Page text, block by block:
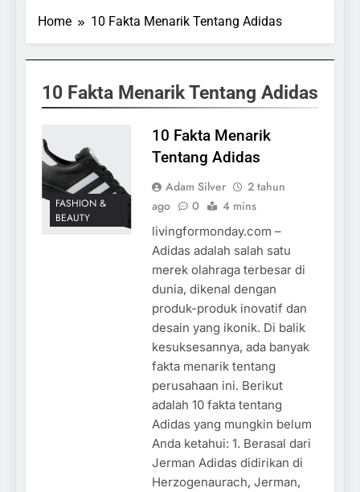
Home 10 Fakta Menarik Tentang Adidas
10 Fakta Menarik Tentang Adidas
FASHION &
BEAUTY
10 Fakta Menarik
Tentang Adidas
Adam Silver
2 tahun
ago
0 4 mins
livingformonday.com –
Adidas adalah salah satu
merek olahraga terbesar di
dunia, dikenal dengan
produk-produk inovatif dan
desain yang ikonik. Di balik
kesuksesannya, ada banyak
fakta menarik tentang
perusahaan ini. Berikut
adalah 10 fakta tentang
Adidas yang mungkin belum
Anda ketahui: 1. Berasal dari
Jerman Adidas didirikan di
Herzogenaurach, Jerman,